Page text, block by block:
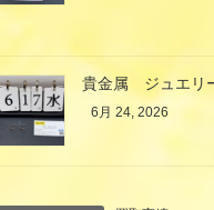
貴金属 ジュエ
6月 24, 2026